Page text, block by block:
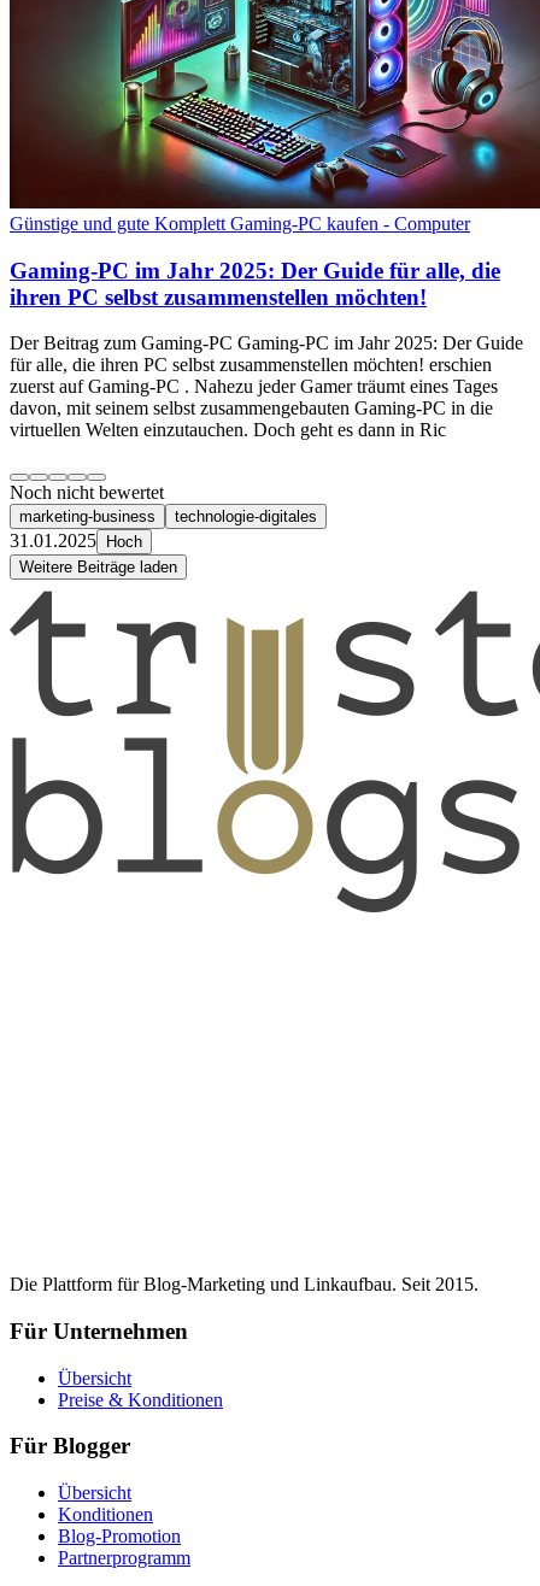
Günstige und gute Komplett Gaming-PC kaufen - Computer
Gaming-PC im Jahr 2025: Der Guide für alle, die
ihren PC selbst zusammenstellen möchten!
Der Beitrag zum Gaming-PC Gaming-PC im Jahr 2025: Der Guide
für alle, die ihren PC selbst zusammenstellen möchten! erschien
zuerst auf Gaming-PC . Nahezu jeder Gamer träumt eines Tages
davon, mit seinem selbst zusammengebauten Gaming-PC in die
virtuellen Welten einzutauchen. Doch geht es dann in Ric
Noch nicht bewertet
marketing-business technologie-digitales
31.01.2025
Hoch
Weitere Beiträge laden
Die Plattform für Blog-Marketing und Linkaufbau. Seit 2015.
Für Unternehmen
Übersicht
Preise & Konditionen
Für Blogger
Übersicht
Konditionen
Blog-Promotion
Partnerprogramm